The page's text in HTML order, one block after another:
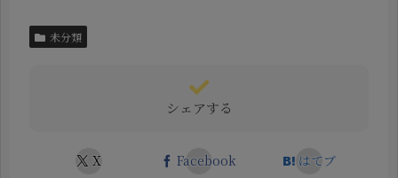
未分類
シェアする
X Facebook
はてブ